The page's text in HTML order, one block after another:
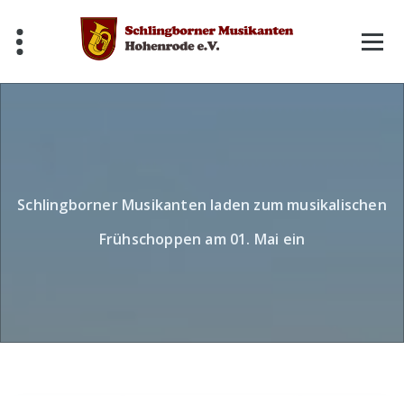
content
Schlingborner Musikanten laden zum musikalischen
Frühschoppen am 01. Mai ein